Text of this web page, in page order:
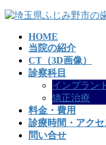
コ
ナ
HOME
当院の紹介
CT（3D画像）
診察科目
インプラン
矯正治療
料金・費用
診療時間・アクセ
問い合せ